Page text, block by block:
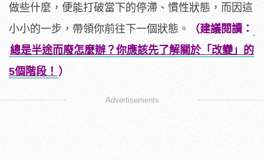
做些什麼，便能打破當下的停滯、慣性狀態，而因這
小小的一步，帶領你前往下一個狀態。
（建議閱讀：
總是半途而廢怎麼辦？你應該先了解關於「改變」的
5個階段！ ）
Advertisements